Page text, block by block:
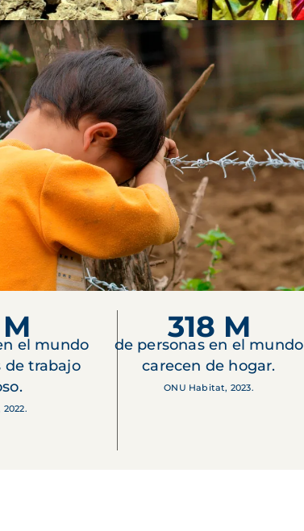
el mundo
de trabajo
2022.
318 M
de personas en el mundo
carecen de hogar.
ONU Habitat, 2023.